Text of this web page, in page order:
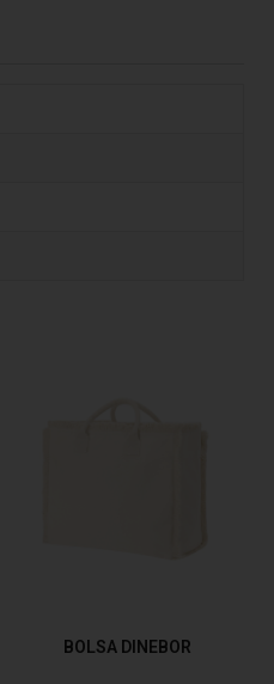
BOLSA DINEBOR